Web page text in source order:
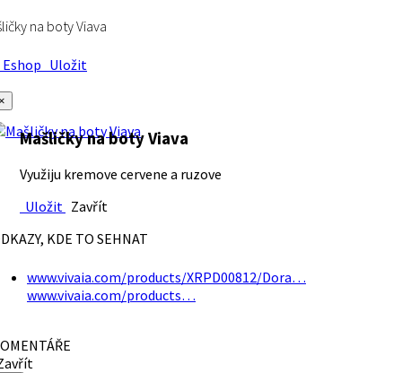
na boty Viava
Uložit
Mašličky na boty Viava
Využiju kremove cervene a ruzove
Uložit Zavřít
KDE TO SEHNAT
www.vivaia.com/products/XRPD00812/Dora…
www.vivaia.com/products…